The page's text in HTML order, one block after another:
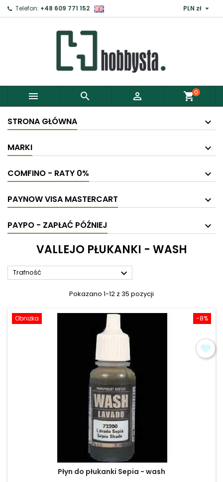
Telefon: +48 609 771 152 PLN zł 
   shopping_cart0
STRONA GŁÓWNA
MARKI
COMFINO - RATY 0%
PAYNOW VISA MASTERCART
PAYPO - ZAPŁAĆ PÓŹNIEJ
VALLEJO PŁUKANKI - WASH
Trafność 
Pokazano 1-12 z 35 pozycji
-8%
Obniżka
Płyn do płukanki Sepia - wash
Zaloguj ×
Aby zapisać produkty do Schowka, musisz się
Anuluj Zaloguj